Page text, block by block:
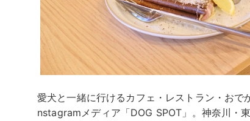
愛犬と一緒に行けるカフェ・レストラン・おで
nstagramメディア「DOG SPOT」。神奈川・